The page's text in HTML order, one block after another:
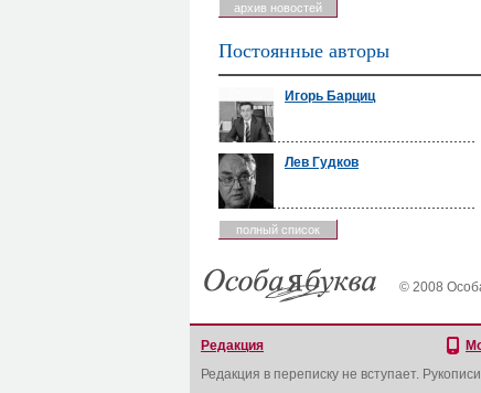
архив новостей
Постоянные авторы
Игорь Барциц
Лев Гудков
полный список
© 2008
Редакция
Редакция в переписку не вступает.